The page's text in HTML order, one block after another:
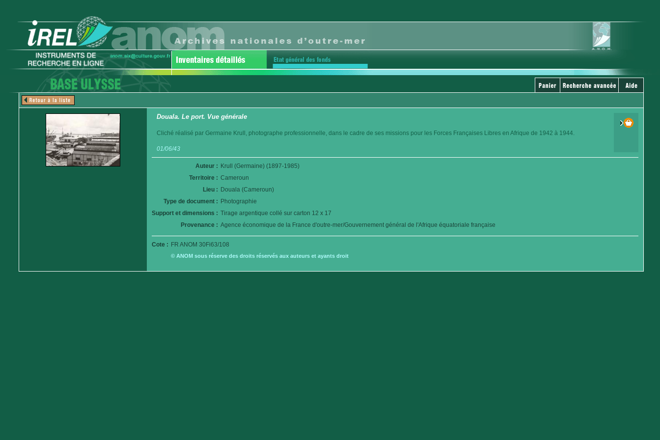
Douala. Le port. Vue générale
Cliché réalisé par Germaine Krull, photographe professionnelle, dans le cadre de ses missions pour les Forces Françaises Libres en Afrique de 1942 à 1944.
01/06/43
Auteur : Krull (Germaine) (1897-1985)
Territoire : Cameroun
Lieu : Douala (Cameroun)
Type de document : Photographie
Support et dimensions : Tirage argentique collé sur carton 12 x 17
Provenance : Agence économique de la France d'outre-mer/Gouvernement général de l'Afrique équatoriale française
Cote : FR ANOM 30Fi63/108
© ANOM sous réserve des droits réservés aux auteurs et ayants droit